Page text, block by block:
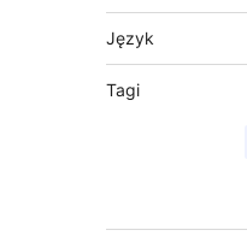
Język
Tagi